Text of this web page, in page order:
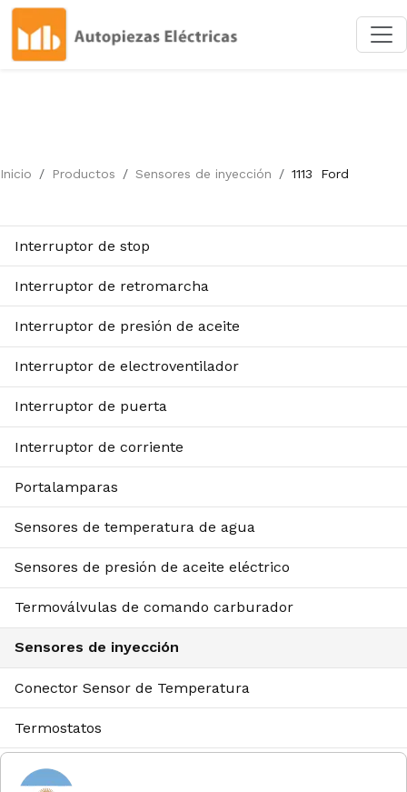
Inicio Productos Sensores de inyección 1113 Ford
Interruptor de stop
Interruptor de retromarcha
Interruptor de presión de aceite
Interruptor de electroventilador
Interruptor de puerta
Interruptor de corriente
Portalamparas
Sensores de temperatura de agua
Sensores de presión de aceite eléctrico
Termoválvulas de comando carburador
Sensores de inyección
Conector Sensor de Temperatura
Termostatos